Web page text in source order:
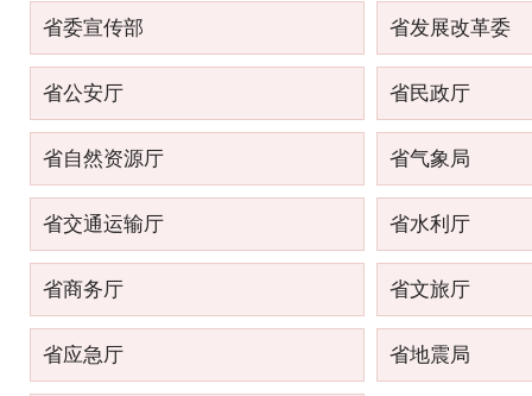
省委宣传部 省发展改革委
省公安厅 省民政厅
省自然资源厅 省气象局
省交通运输厅 省水利厅
省商务厅 省文旅厅
省应急厅 省地震局